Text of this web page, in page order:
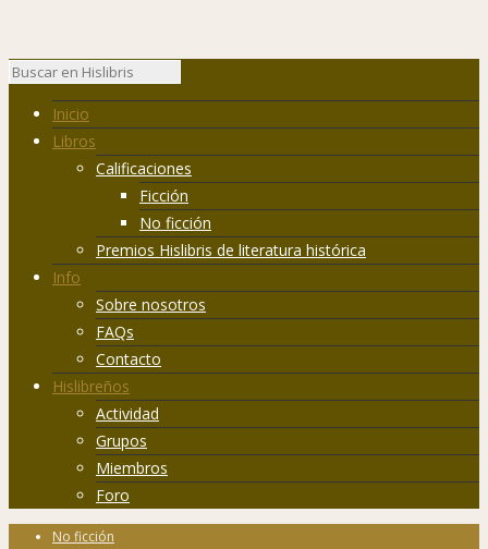
Inicio
Libros
Calificaciones
Ficción
No ficción
Premios Hislibris de literatura histórica
Info
Sobre nosotros
FAQs
Contacto
Hislibreños
Actividad
Grupos
Miembros
Foro
No ficción